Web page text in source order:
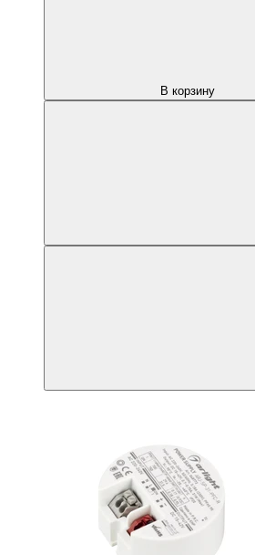
В корзину